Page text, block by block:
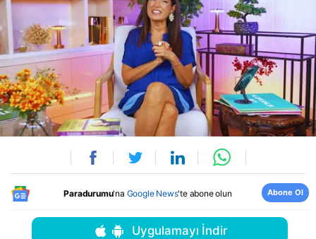
Paradurumu'na Google News'te abone olun Abone Ol
Uygulamayı İndir